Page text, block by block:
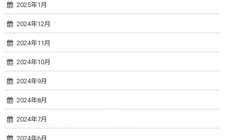
2025年1月
2024年12月
2024年11月
2024年10月
2024年9月
2024年8月
2024年7月
2024年6月